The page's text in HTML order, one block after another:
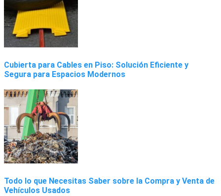
Cubierta para Cables en Piso: Solución Eficiente y
Segura para Espacios Modernos
Todo lo que Necesitas Saber sobre la Compra y Venta de
Vehículos Usados